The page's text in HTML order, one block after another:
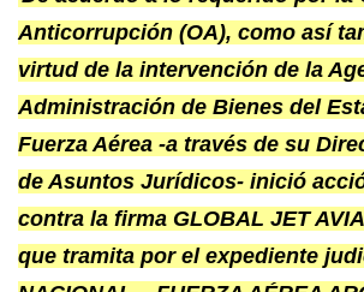
Anticorrupción (OA), como así
virtud de la intervención de la
Administración de Bienes del
Fuerza Aérea -a través de su
de Asuntos Jurídicos- inició
contra la firma GLOBAL JET
que tramita por el expediente